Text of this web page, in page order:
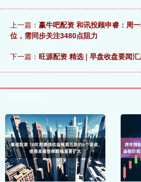
上一篇： 赢牛吧配资 和讯投顾申睿：周
位，需同步关注3480点阻力
下一篇： 旺源配资 精选 | 早盘收盘要闻